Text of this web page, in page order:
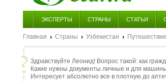
ЭКСПЕРТЫ СТРАНЫ СТАТЬИ
Главная Страны Узбекистан
Здравствуйте Леонид! Вопрос такой: как
Какие нужны документы личные и для
Интересует абсолютно все в плотную до